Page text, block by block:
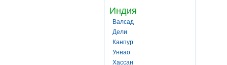
Индия
Валсад
Дели
Канпур
Уннао
Хассан